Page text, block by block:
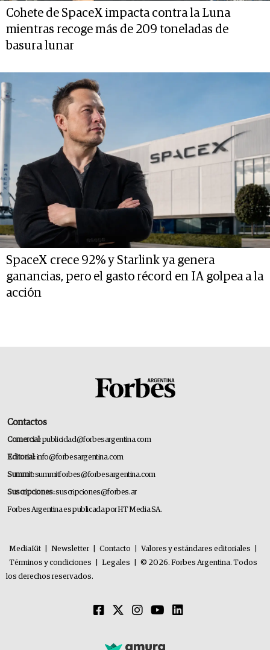
Cohete de SpaceX impacta contra la Luna
mientras recoge más de 209 toneladas de
basura lunar
SpaceX crece 92% y Starlink ya genera
ganancias, pero el gasto récord en IA golpea a la
acción
Contactos
Comercial:publicidad@forbesargentina.com
Editorial:info@forbesargentina.com
Summit:summitforbes@forbesargentina.com
Suscripciones:suscripciones@forbes.ar
Forbes Argentina es publicada por HT Media SA.
MediaKit Newsletter Contacto Valores y estándares editoriales
Términos y condiciones
Legales
© 2026. Forbes Argentina. Todos
los derechos reservados.